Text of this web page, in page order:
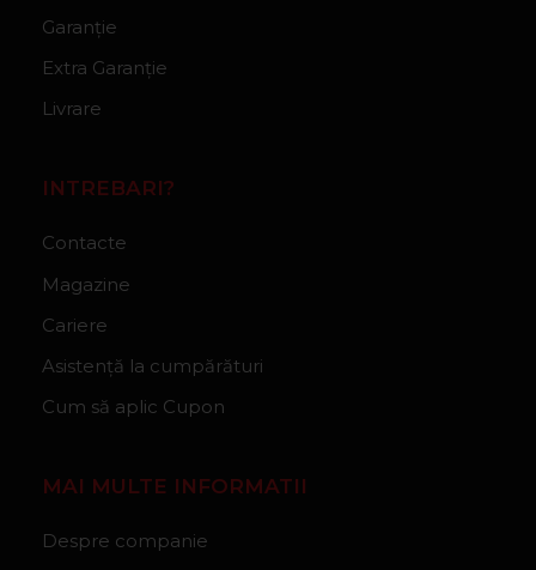
Garanție
Extra Garanție
Livrare
INTREBARI?
Contacte
Magazine
Cariere
Asistență la cumpărături
Cum să aplic Cupon
MAI MULTE INFORMATII
Despre companie